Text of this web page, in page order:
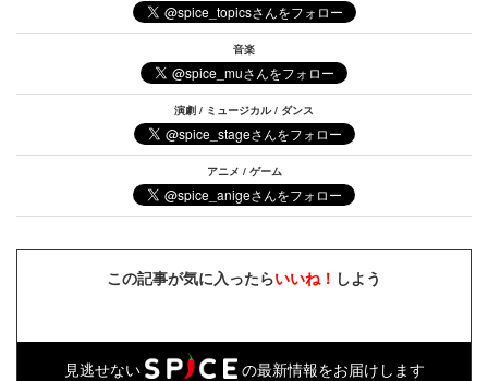
音楽
演劇 / ミュージカル / ダンス
アニメ / ゲーム
この記事が気に入ったらいいね！ しよう
見逃せない の最新情報をお届けします